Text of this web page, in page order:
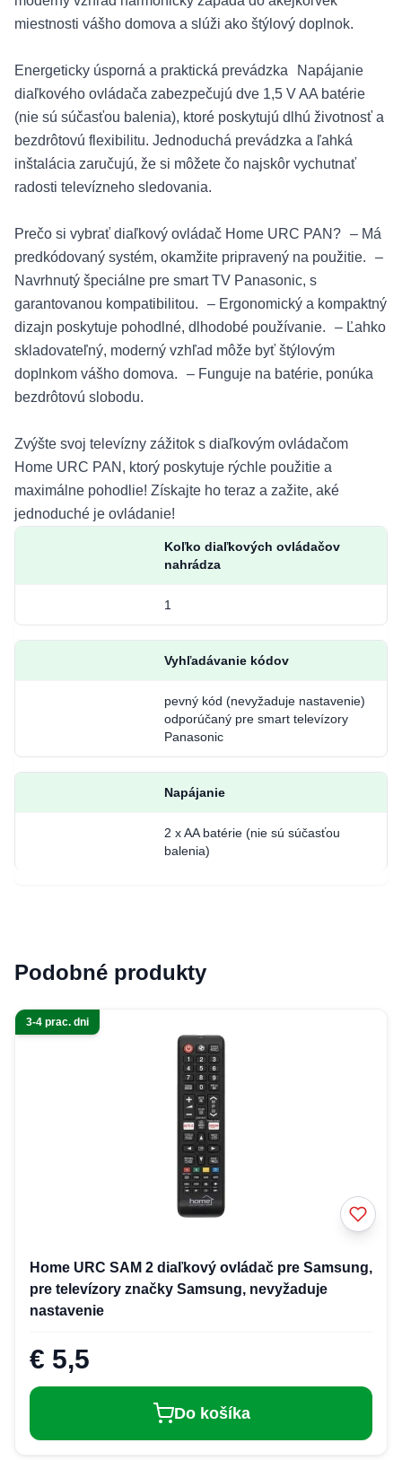
miestnosti vášho domova a slúži ako štýlový doplnok.
Energeticky úsporná a praktická prevádzka Napájanie
diaľkového ovládača zabezpečujú dve 1,5 V AA batérie
(nie sú súčasťou balenia), ktoré poskytujú dlhú životnosť a
bezdrôtovú flexibilitu. Jednoduchá prevádzka a ľahká
inštalácia zaručujú, že si môžete čo najskôr vychutnať
radosti televízneho sledovania.
Prečo si vybrať diaľkový ovládač Home URC PAN? – Má
predkódovaný systém, okamžite pripravený na použitie. –
Navrhnutý špeciálne pre smart TV Panasonic, s
garantovanou kompatibilitou. – Ergonomický a kompaktný
dizajn poskytuje pohodlné, dlhodobé používanie. – Ľahko
skladovateľný, moderný vzhľad môže byť štýlovým
doplnkom vášho domova. – Funguje na batérie, ponúka
bezdrôtovú slobodu.
Zvýšte svoj televízny zážitok s diaľkovým ovládačom
Home URC PAN, ktorý poskytuje rýchle použitie a
maximálne pohodlie! Získajte ho teraz a zažite, aké
jednoduché je ovládanie!
Koľko diaľkových ovládačov
nahrádza
1
Vyhľadávanie kódov
pevný kód (nevyžaduje nastavenie)
odporúčaný pre smart televízory
Panasonic
Napájanie
2 x AA batérie (nie sú súčasťou
balenia)
Podobné produkty
3-4 prac. dni
Home URC SAM 2 diaľkový ovládač pre Samsung,
pre televízory značky Samsung, nevyžaduje
nastavenie
€ 5,5
Do košíka